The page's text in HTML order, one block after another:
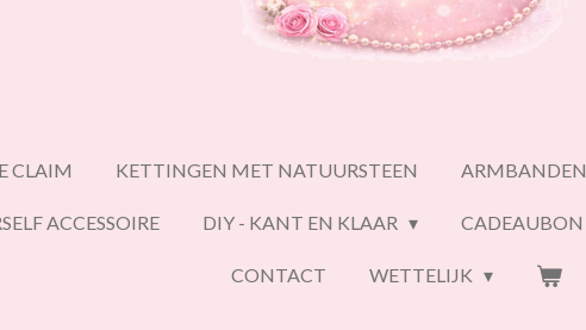
CLAIM KETTINGEN MET NATUURSTEEN ARMBANDEN
ACCESSOIRE DIY - KANT EN KLAAR CADEAUBON
CONTACT WETTELIJK